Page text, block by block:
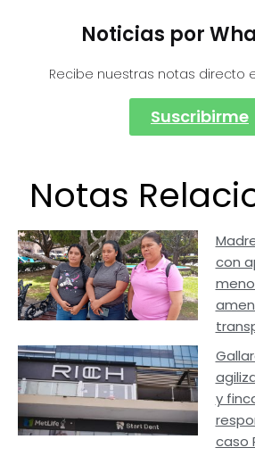
Noticias por
Recibe nuestras notas directo
Suscribirme
Notas
con
y
caso